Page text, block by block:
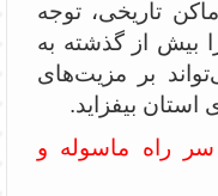
تاریخی، توجه
بیش از گذشته به
بر مزیت‌های
بیفزاید.
سر راه ماسوله و